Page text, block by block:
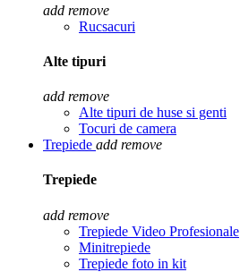
add remove
Rucsacuri
Alte tipuri
add remove
Alte tipuri de huse si genti
Tocuri de camera
Trepiede add remove
Trepiede
add remove
Trepiede Video Profesionale
Minitrepiede
Trepiede foto in kit